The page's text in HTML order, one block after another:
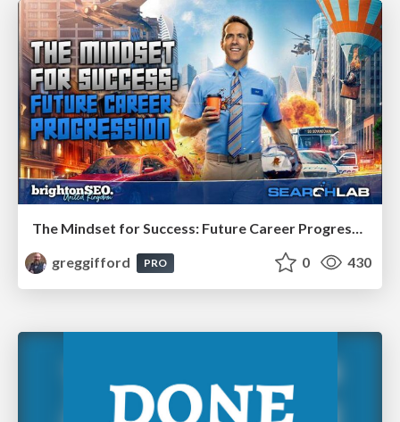
The Mindset for Success: Future Career Progression
greggifford
PRO 0 430